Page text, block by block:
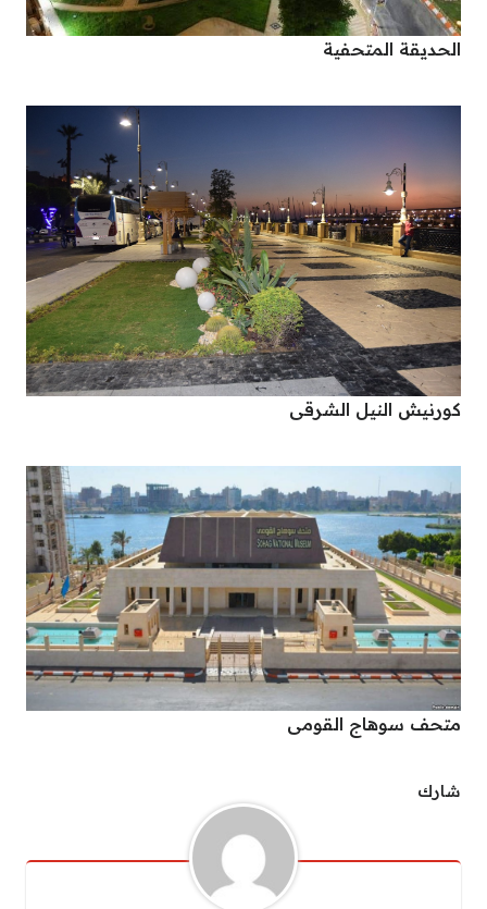
الحديقة المتحفية
كورنيش النيل الشرقى
متحف سوهاج القومى
شارك